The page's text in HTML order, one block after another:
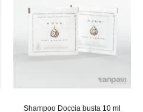
Shampoo Doccia busta 10 ml